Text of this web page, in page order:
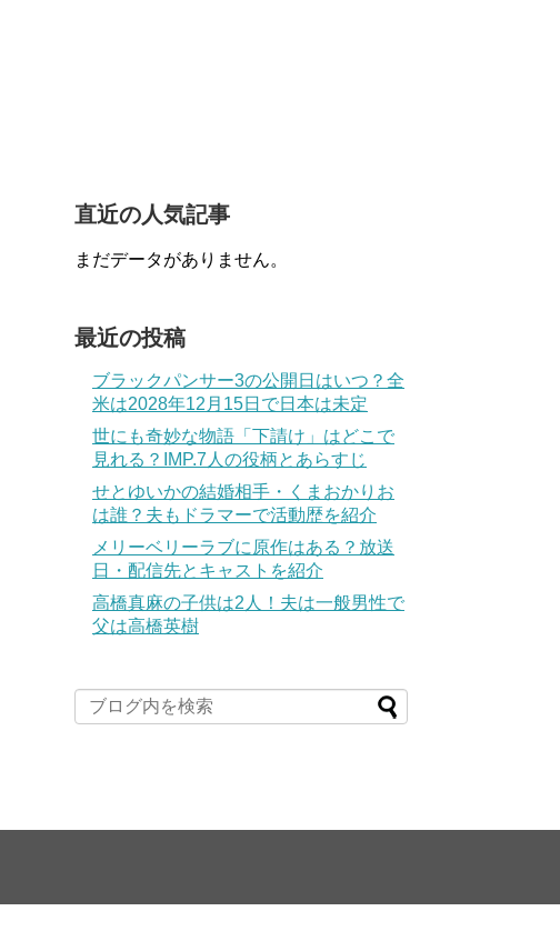
直近の人気記事
まだデータがありません。
最近の投稿
ブラックパンサー3の公開日はいつ？全
米は2028年12月15日で日本は未定
世にも奇妙な物語「下請け」はどこで
見れる？IMP.7人の役柄とあらすじ
せとゆいかの結婚相手・くまおかりお
は誰？夫もドラマーで活動歴を紹介
メリーベリーラブに原作はある？放送
日・配信先とキャストを紹介
高橋真麻の子供は2人！夫は一般男性で
父は高橋英樹